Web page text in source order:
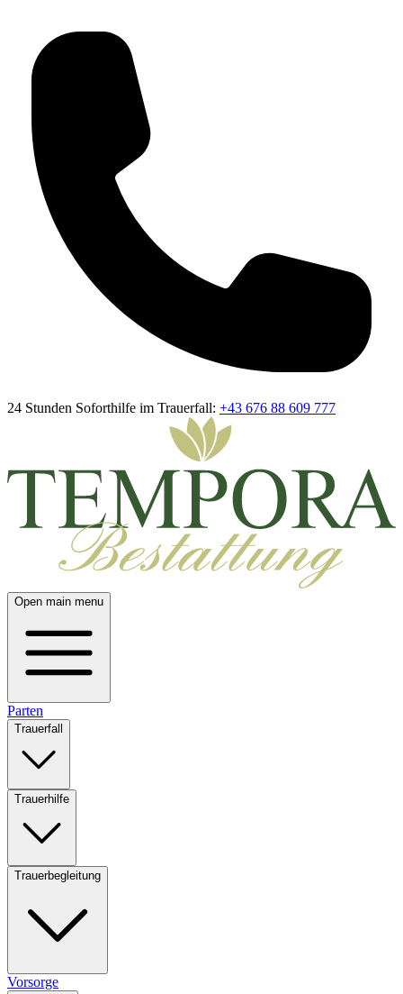
24 Stunden Soforthilfe im Trauerfall: +43 676 88 609 777
Open main menu
Parten
Trauerfall
Trauerhilfe
Trauerbegleitung
Vorsorge